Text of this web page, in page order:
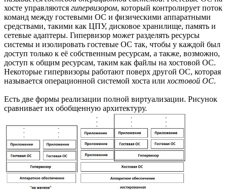
хосте управляются гипервизором, который контролирует поток
команд между гостевыми ОС и физическими аппаратными
средствами, такими как ЦПУ, дисковое хранилище, память и
сетевые адаптеры. Гипервизор может разделять ресурсы
системы и изолировать гостевые ОС так, чтобы у каждой был
доступ только к её собственным ресурсам, а также, возможно,
доступ к общим ресурсам, таким как файлы на хостовой ОС.
Некоторые гипервизоры работают поверх другой ОС, которая
называется операционной системой хоста или хостовой ОС.
Есть две формы реализации полной виртуализации. Рисунок
сравнивает их обобщенную архитектуру.